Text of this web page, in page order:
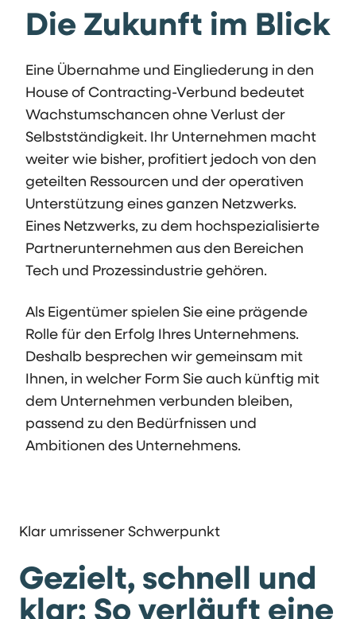
Die Zukunft im Blick
Eine Übernahme und Eingliederung in den
House of Contracting-Verbund bedeutet
Wachstumschancen ohne Verlust der
Selbstständigkeit. Ihr Unternehmen macht
weiter wie bisher, profitiert jedoch von den
geteilten Ressourcen und der operativen
Unterstützung eines ganzen Netzwerks.
Eines Netzwerks, zu dem hochspezialisierte
Partnerunternehmen aus den Bereichen
Tech und Prozessindustrie gehören.
Als Eigentümer spielen Sie eine prägende
Rolle für den Erfolg Ihres Unternehmens.
Deshalb besprechen wir gemeinsam mit
Ihnen, in welcher Form Sie auch künftig mit
dem Unternehmen verbunden bleiben,
passend zu den Bedürfnissen und
Ambitionen des Unternehmens.
Klar umrissener Schwerpunkt
Gezielt, schnell und
klar: So verläuft eine